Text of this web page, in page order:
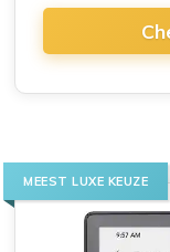
MEEST LUXE KEUZE